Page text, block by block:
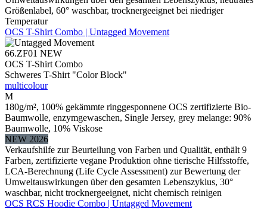
Größenlabel, 60° waschbar, trocknergeeignet bei niedriger
Temperatur
OCS T-Shirt Combo | Untagged Movement
66.ZF01 NEW
OCS T-Shirt Combo
Schweres T-Shirt "Color Block"
multicolour
M
180g/m², 100% gekämmte ringgesponnene OCS zertifizierte Bio-
Baumwolle, enzymgewaschen, Single Jersey, grey melange: 90%
Baumwolle, 10% Viskose
NEW 2026
Verkaufshilfe zur Beurteilung von Farben und Qualität, enthält 9
Farben, zertifizierte vegane Produktion ohne tierische Hilfsstoffe,
LCA-Berechnung (Life Cycle Assessment) zur Bewertung der
Umweltauswirkungen über den gesamten Lebenszyklus, 30°
waschbar, nicht trocknergeeignet, nicht chemisch reinigen
OCS RCS Hoodie Combo | Untagged Movement